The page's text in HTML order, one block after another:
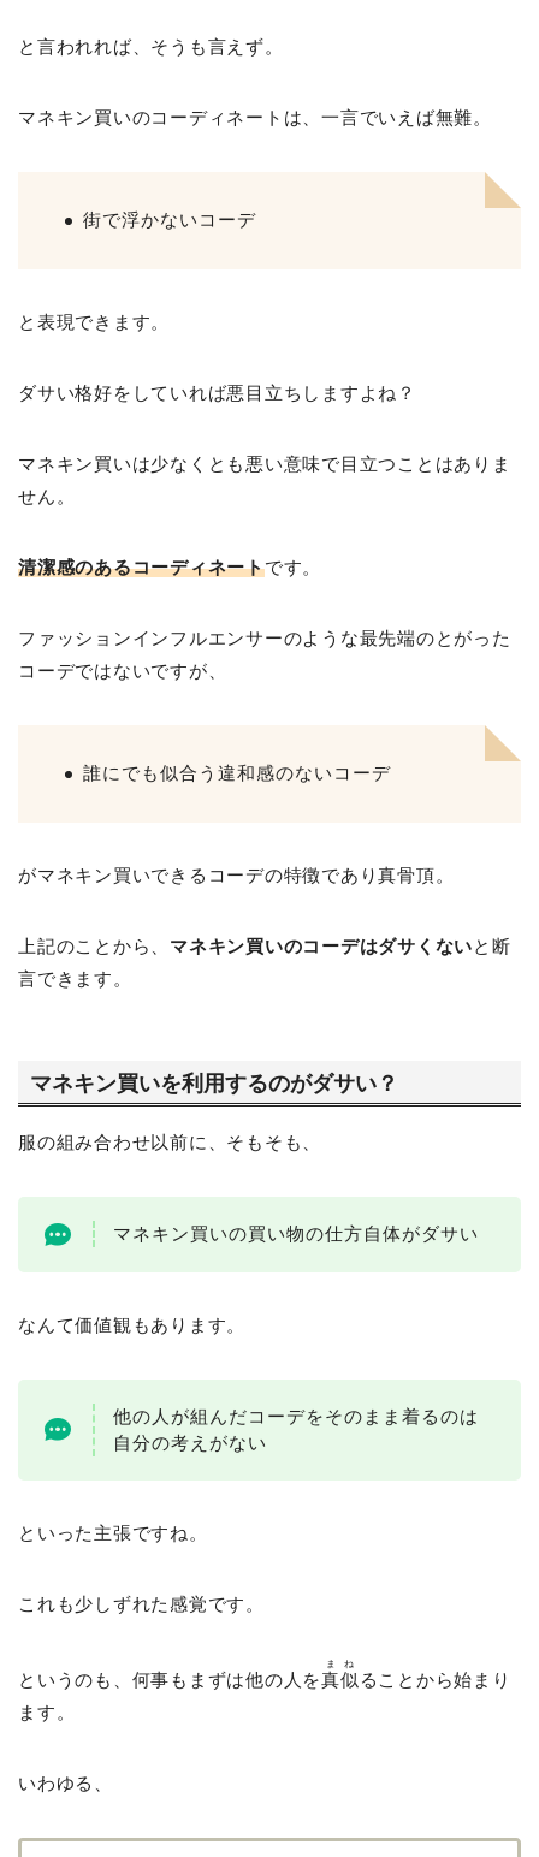
と言われれば、そうも言えず。
マネキン買いのコーディネートは、一言でいえば無難。
街で浮かないコーデ
と表現できます。
ダサい格好をしていれば悪目立ちしますよね？
マネキン買いは少なくとも悪い意味で目立つことはありま
せん。
清潔感のあるコーディネートです。
ファッションインフルエンサーのような最先端のとがった
コーデではないですが、
誰にでも似合う違和感のないコーデ
がマネキン買いできるコーデの特徴であり真骨頂。
上記のことから、 マネキン買いのコーデはダサくないと断
言できます。
マネキン買いを利用するのがダサい？
服の組み合わせ以前に、そもそも、
マネキン買いの買い物の仕方自体がダサい
なんて価値観もあります。
他の人が組んだコーデをそのまま着るのは
自分の考えがない
といった主張ですね。
これも少しずれた感覚です。
というのも、何事もまずは他の人を真似
まね
ることから始まり
ます。
いわゆる、